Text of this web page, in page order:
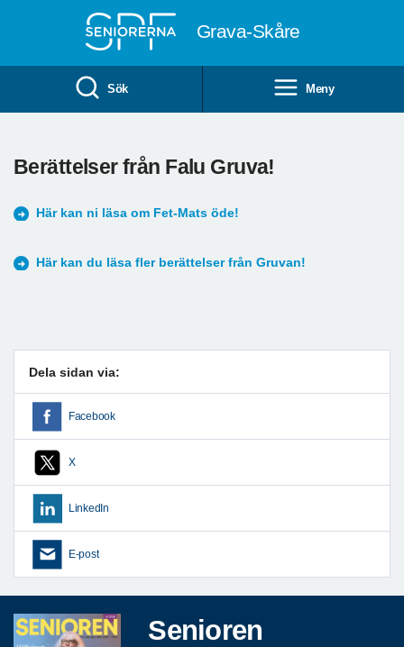
Grava-Skåre
Sök Meny
Berättelser från Falu Gruva!
Här kan ni läsa om Fet-Mats öde!
Här kan du läsa fler berättelser från Gruvan!
Dela sidan via:
Facebook
X
LinkedIn
E-post
Senioren